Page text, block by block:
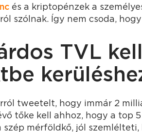
és a kriptopénzek a
szólnak. Így nem csoda,
TVL
tweetelt, hogy immár 2
tőke kell ahhoz, hogy a top 5
szép mérföldkő, jól